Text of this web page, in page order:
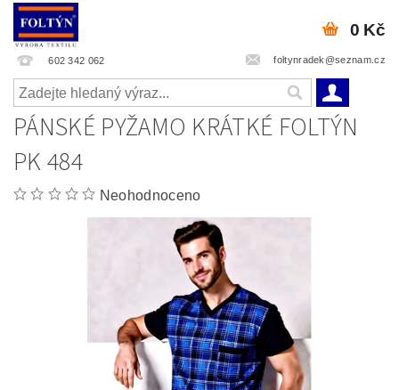
602 342 062 foltynradek@seznam.cz
0 Kč
PÁNSKÉ PYŽAMO KRÁTKÉ FOLTÝN
PK 484
Neohodnoceno